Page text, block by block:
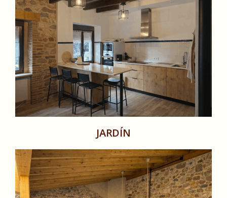
JARDÍN